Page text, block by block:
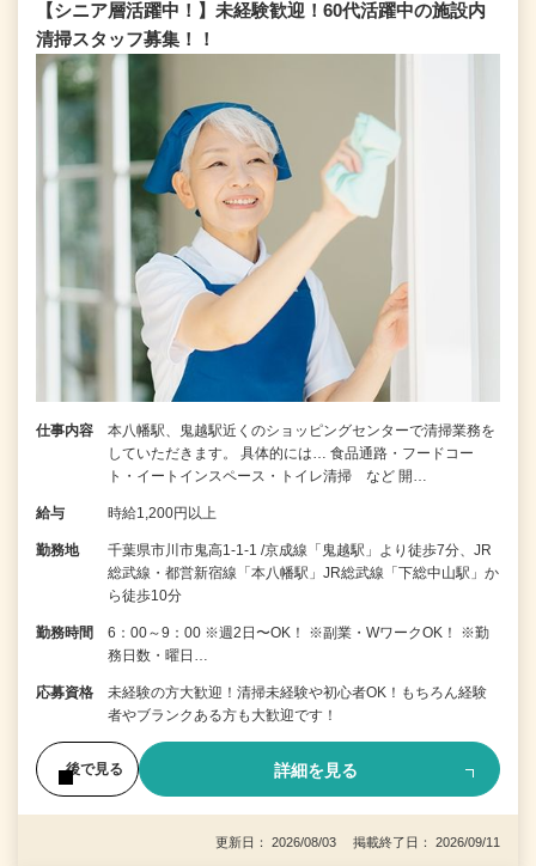
【シニア層活躍中！】未経験歓迎！60代活躍中の施設内
清掃スタッフ募集！！
仕事内容
本八幡駅、鬼越駅近くのショッピングセンターで清掃業務を
していただきます。 具体的には… 食品通路・フードコー
ト・イートインスペース・トイレ清掃 など 開…
給与 時給1,200円以上
勤務地
千葉県市川市鬼高1-1-1 /京成線「鬼越駅」より徒歩7分、JR
総武線・都営新宿線「本八幡駅」JR総武線「下総中山駅」か
ら徒歩10分
勤務時間
6：00～9：00 ※週2日〜OK！ ※副業・WワークOK！ ※勤
務日数・曜日…
応募資格
未経験の⽅⼤歓迎！清掃未経験や初⼼者OK！もちろん経験
者やブランクある⽅も⼤歓迎です！
後で見る 詳細を見る
更新日： 2026/08/03 掲載終了日： 2026/09/11